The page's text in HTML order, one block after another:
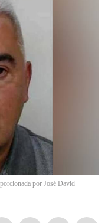
por José David